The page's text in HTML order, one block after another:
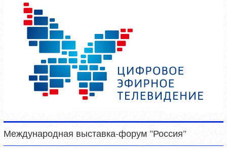
Международная выставка-форум "Россия"